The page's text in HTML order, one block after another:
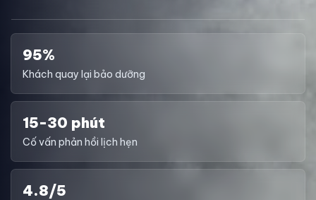
95%
Khách quay lại bảo dưỡng
15-30 phút
Cố vấn phản hồi lịch hẹn
4.8/5